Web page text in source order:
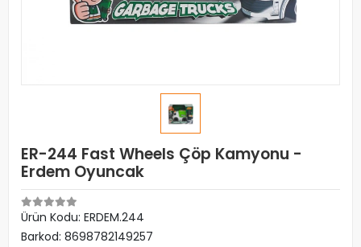
ER-244 Fast Wheels Çöp Kamyonu -
Erdem Oyuncak
Ürün Kodu: ERDEM.244
Barkod: 8698782149257